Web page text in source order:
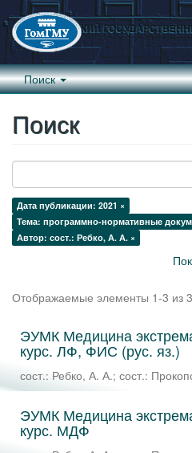
Поиск
Поиск
Дата публикации: 2021 ×
Тема: программно-нормативные
Автор: сост.: Ребко, А. А. ×
Отображаемые элементы 1-3 из 3
ЭУМК Медицина
курс. ЛФ, ФИС (рус. яз.)
сост.: Ребко, А. А.; сост.:
ЭУМК Медицина
курс. МДФ